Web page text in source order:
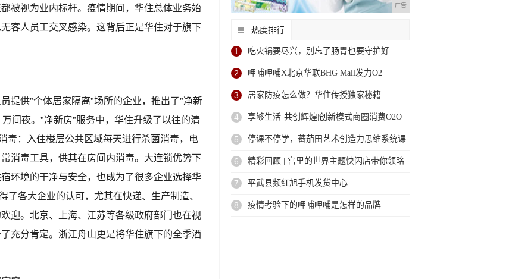
被视为业内标杆。疫情期间，华住总体业务始
客人员工交叉感染。这背后正是华住对于旗下
提供"个体居家隔离"场所的企业，推出了"净新
间夜。"净新房"服务中，华住升级了以往的清
毒：入住楼层公共区域每天进行杀菌消毒，电
消毒工具，供其在房间内消毒。大连锁优势下
环境的干净与安全，也成为了很多企业选择华
各大企业的认可，尤其在快递、生产制造、
迎。北京、上海、江苏等各级政府部门也在视
充分肯定。浙江舟山更是将华住旗下的全季酒
广告
热度排行
1 吃火锅要尽兴，别忘了肠胃也要守护好
2 呷哺呷哺X北京华联BHG Mall发力O2
3 居家防疫怎么做？华住传授独家秘籍
4 享够生活·共创辉煌|创新模式商圈消费O2O
5 停课不停学，蕃茄田艺术创造力思维系统课
程线
6 精彩回顾 | 宫里的世界主题快闪店带你领略
7 平武县频红旭手机发货中心
8 疫情考验下的呷哺呷哺是怎样的品牌